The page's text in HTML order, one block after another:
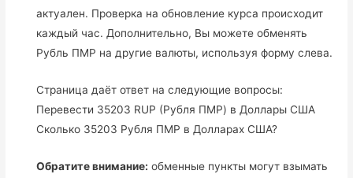
актуален. Проверка на обновление курса происходит
каждый час. Дополнительно, Вы можете обменять
Рубль ПМР на другие валюты, используя форму слева.
Страница даёт ответ на следующие вопросы:
Перевести 35203 RUP (Рубля ПМР) в Доллары США
Сколько 35203 Рубля ПМР в Долларах США?
Обратите внимание: обменные пункты могут взымать